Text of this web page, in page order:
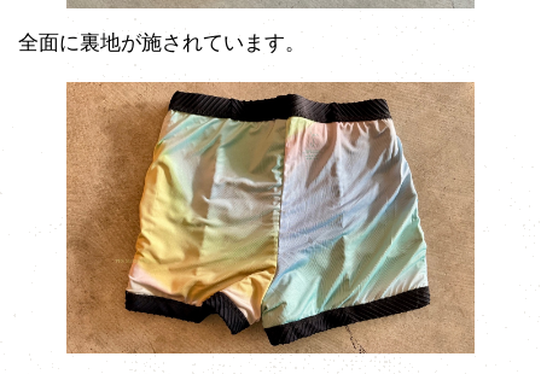
全面に裏地が施されています。